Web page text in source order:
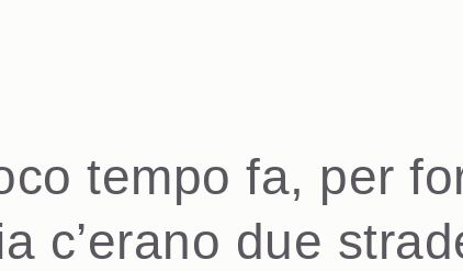
tempo fa, per
c’erano due